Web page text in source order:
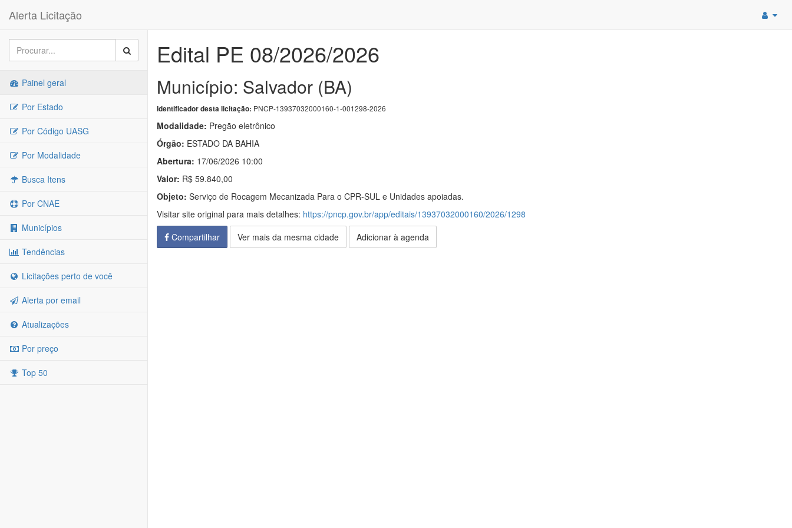
Alerta Licitação
Painel geral
Por Estado
Por Código UASG
Por Modalidade
Busca Itens
Por CNAE
Municípios
Tendências
Licitações perto de você
Alerta por email
Atualizações
Por preço
Top 50
Edital PE 08/2026/2026
Município: Salvador (BA)
Identificador desta licitação: PNCP-13937032000160-1-001298-2026
Modalidade: Pregão eletrônico
Órgão: ESTADO DA BAHIA
Abertura: 17/06/2026 10:00
Valor: R$ 59.840,00
Objeto: Serviço de Rocagem Mecanizada Para o CPR-SUL e Unidades apoiadas.
Visitar site original para mais detalhes: https://pncp.gov.br/app/editais/13937032000160/2026/1298
Compartilhar
Ver mais da mesma cidade Adicionar à agenda